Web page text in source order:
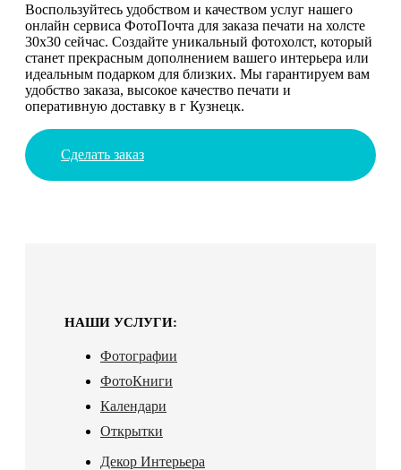
Воспользуйтесь удобством и качеством услуг нашего
онлайн сервиса ФотоПочта для заказа печати на холсте
30х30 сейчас. Создайте уникальный фотохолст, который
станет прекрасным дополнением вашего интерьера или
идеальным подарком для близких. Мы гарантируем вам
удобство заказа, высокое качество печати и
оперативную доставку в г Кузнецк.
Сделать заказ
НАШИ УСЛУГИ:
Фотографии
ФотоКниги
Календари
Открытки
Декор Интерьера